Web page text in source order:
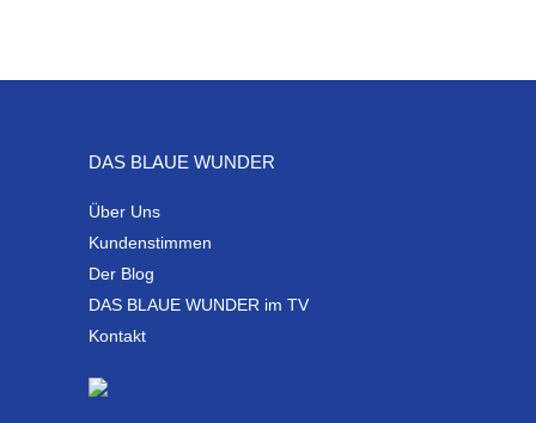
DAS BLAUE WUNDER
Über Uns
Kundenstimmen
Der Blog
DAS BLAUE WUNDER im TV
Kontakt